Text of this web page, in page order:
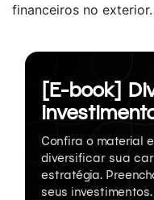
financeiros no exterior.
[E-book]
Confira o material
diversificar sua
estratégia.
seus investimentos.